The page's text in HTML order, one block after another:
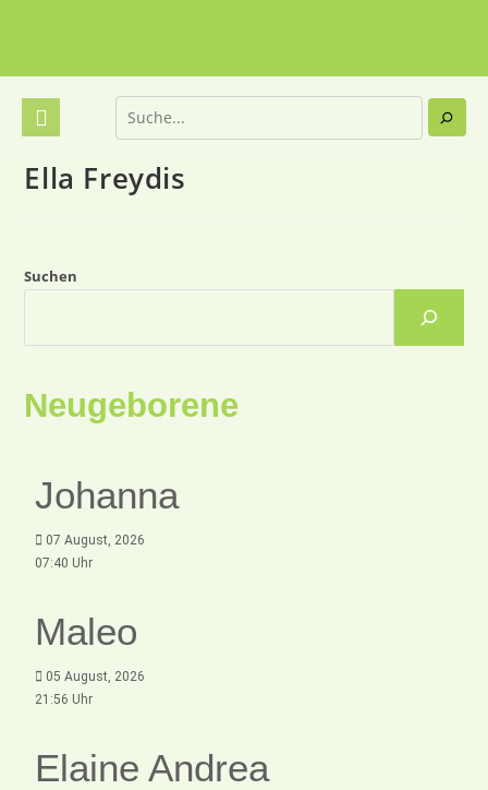
Ella Freydis
Suchen
Neugeborene
Johanna
07 August, 2026
07:40 Uhr
Maleo
05 August, 2026
21:56 Uhr
Elaine Andrea